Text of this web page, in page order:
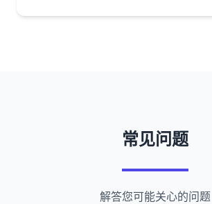
常见问题
解答您可能关心的问题